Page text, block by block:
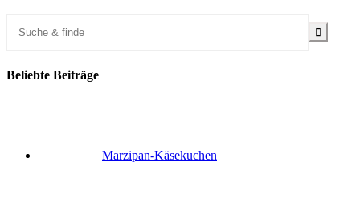
Beliebte Beiträge
Marzipan-Käsekuchen